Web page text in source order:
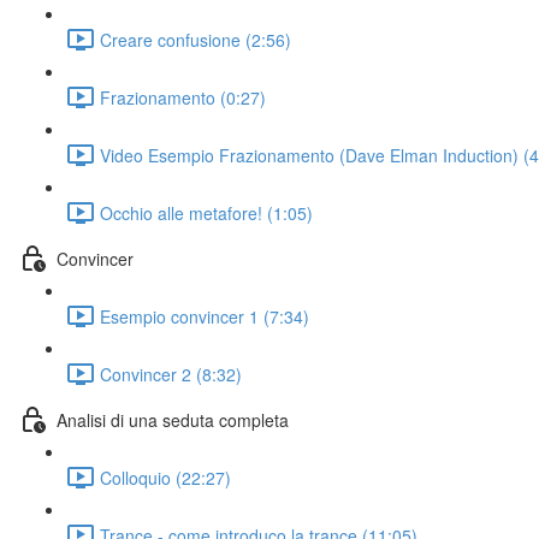
Creare confusione (2:56)
Frazionamento (0:27)
Video Esempio Frazionamento (Dave Elman Induction)
Occhio alle metafore! (1:05)
Convincer
Esempio convincer 1 (7:34)
Convincer 2 (8:32)
Analisi di una seduta completa
Colloquio (22:27)